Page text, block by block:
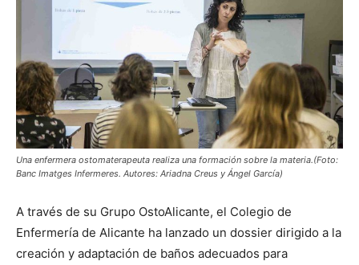
Una enfermera ostomaterapeuta realiza una formación sobre la materia.(Foto:
Banc Imatges Infermeres. Autores: Ariadna Creus y Ángel García)
A través de su Grupo OstoAlicante, el Colegio de
Enfermería de Alicante ha lanzado un dossier dirigido a la
creación y adaptación de baños adecuados para